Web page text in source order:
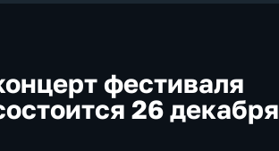
фестиваля
26 декабря